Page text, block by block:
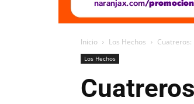
Inicio Los Hechos Cuatreros:
Los Hechos